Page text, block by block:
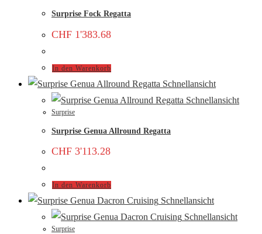
Surprise Fock Regatta
CHF 1'383.68
In den Warenkorb
Schnellansicht
Schnellansicht
Surprise
Surprise Genua Allround Regatta
CHF 3'113.28
In den Warenkorb
Schnellansicht
Schnellansicht
Surprise